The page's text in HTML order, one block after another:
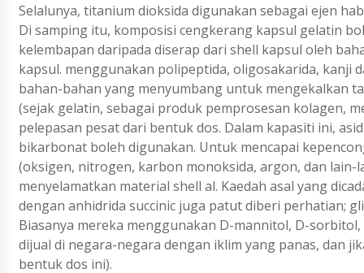
Selalunya, titanium dioksida digunakan sebagai ejen
Di samping itu, komposisi cengkerang kapsul gelatin
kelembapan daripada diserap dari shell kapsul oleh
kapsul. menggunakan polipeptida, oligosakarida, kanji
bahan-bahan yang menyumbang untuk mengekalkan
(sejak gelatin, sebagai produk pemprosesan kolagen,
pelepasan pesat dari bentuk dos. Dalam kapasiti ini,
bikarbonat boleh digunakan. Untuk mencapai
(oksigen, nitrogen, karbon monoksida, argon, dan
menyelamatkan material shell al. Kaedah asal yang
dengan anhidrida succinic juga patut diberi perhatian;
Biasanya mereka menggunakan D-mannitol, D-
dijual di negara-negara dengan iklim yang panas, dan
bentuk dos ini).